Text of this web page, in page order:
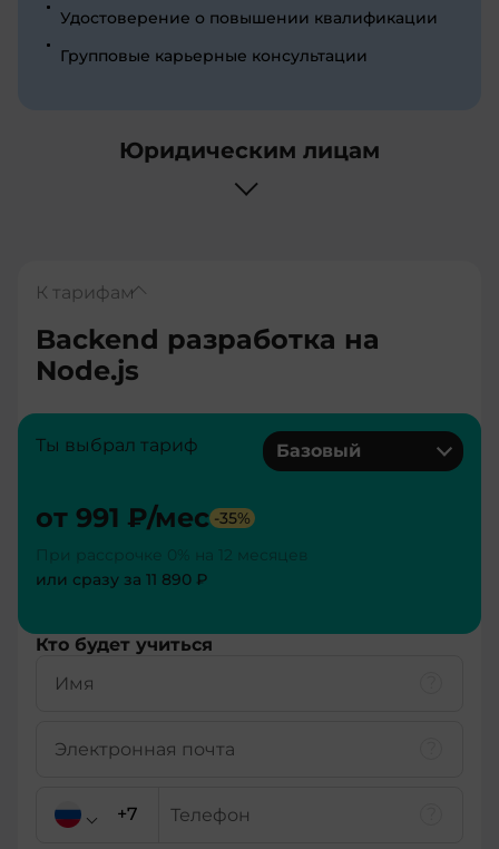
Удостоверение о повышении квалификации
Групповые карьерные консультации
Юридическим лицам
К тарифам
Backend разработка на
Node.js
Ты выбрал тариф Базовый
от 991 ₽/мес -35%
При рассрочке 0% на 12 месяцев
или сразу за 11 890 ₽
Кто будет учиться